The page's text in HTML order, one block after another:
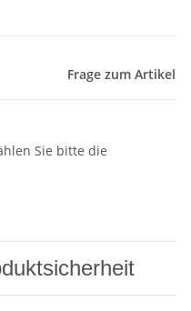
Frage zum Artikel
Sie bitte die